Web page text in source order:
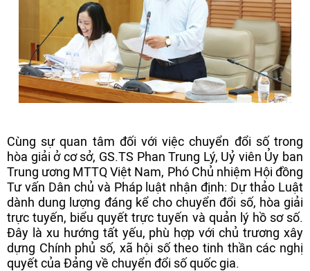
Cùng sự quan tâm đối với việc chuyển đổi số trong
hòa giải ở cơ sở, GS.TS Phan Trung Lý, Uỷ viên Ủy ban
Trung ương MTTQ Việt Nam, Phó Chủ nhiệm Hội đồng
Tư vấn Dân chủ và Pháp luật nhận định: Dự thảo Luật
dành dung lượng đáng kể cho chuyển đổi số, hòa giải
trực tuyến, biểu quyết trực tuyến và quản lý hồ sơ số.
Đây là xu hướng tất yếu, phù hợp với chủ trương xây
dựng Chính phủ số, xã hội số theo tinh thần các nghị
quyết của Đảng về chuyển đổi số quốc gia.